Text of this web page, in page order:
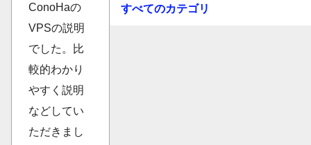
ConoHaの
VPSの説明
でした。比
較的わかり
やすく説明
などしてい
ただきまし
すべてのカテゴリ